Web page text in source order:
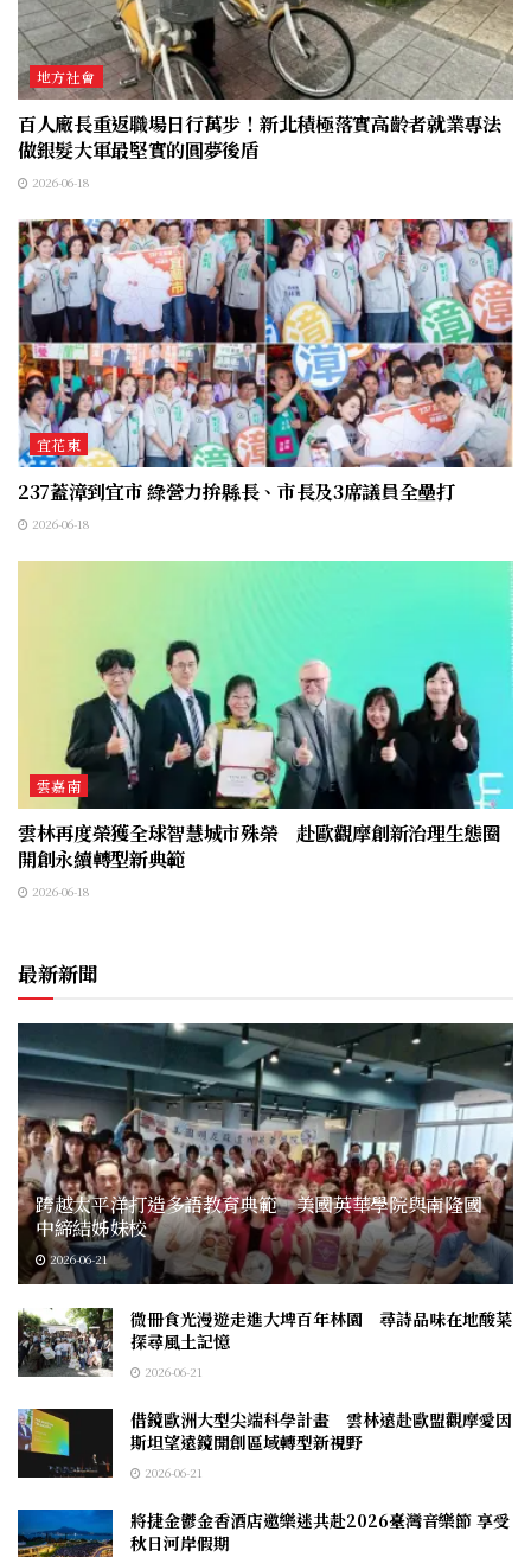
地方社會
百人廠長重返職場日行萬步！新北積極落實高齡者就業專法
做銀髮大軍最堅實的圓夢後盾
2026-06-18
宜花東
237蓋漳到宜市 綠營力拚縣長、市長及3席議員全壘打
2026-06-18
雲嘉南
雲林再度榮獲全球智慧城市殊榮 赴歐觀摩創新治理生態圈
開創永續轉型新典範
2026-06-18
最新新聞
跨越太平洋打造多語教育典範 美國英華學院與南隆國
中締結姊妹校
2026-06-21
微冊食光漫遊走進大埤百年林園 尋詩品味在地酸菜
探尋風土記憶
2026-06-21
借鏡歐洲大型尖端科學計畫 雲林遠赴歐盟觀摩愛因
斯坦望遠鏡開創區域轉型新視野
2026-06-21
將捷金鬱金香酒店邀樂迷共赴2026臺灣音樂節 享受
秋日河岸假期